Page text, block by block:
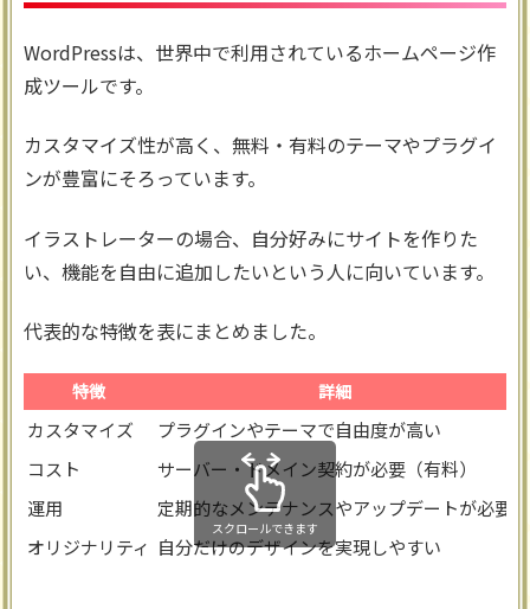
WordPressは、世界中で利用されているホームページ作
成ツールです。
カスタマイズ性が高く、無料・有料のテーマやプラグイ
ンが豊富にそろっています。
イラストレーターの場合、自分好みにサイトを作りた
い、機能を自由に追加したいという人に向いています。
代表的な特徴を表にまとめました。
特徴 詳細
カスタマイズ
プラグインやテーマで自由度が高い
コスト
サーバー・ドメイン契約が必要（有料）
運用
定期的なメンテナンスやアップデートが必要
オリジナリティ 自分だけのデザインを実現しやすい
スクロールできます